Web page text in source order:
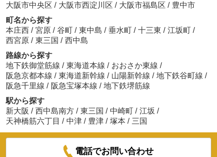
大阪市中央区 / 大阪市西淀川区 / 大阪市福島区 / 豊中市
町名から探す
本庄西 / 宮原 / 谷町 / 東中島 / 垂水町 / 十三東 / 江坂町 /
西宮原 / 東三国 / 西中島
路線から探す
地下鉄御堂筋線 / 東海道本線 / おおさか東線 /
阪急京都本線 / 東海道新幹線 / 山陽新幹線 / 地下鉄谷町線 /
阪急千里線 / 阪急宝塚本線 / 地下鉄堺筋線
駅から探す
新大阪 / 西中島南方 / 東三国 / 中崎町 / 江坂 /
天神橋筋六丁目 / 中津 / 豊津 / 塚本 / 三国
電話でお問い合わせ